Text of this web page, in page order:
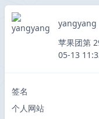
yangyang
苹果团第
05-13
签名
个人网站